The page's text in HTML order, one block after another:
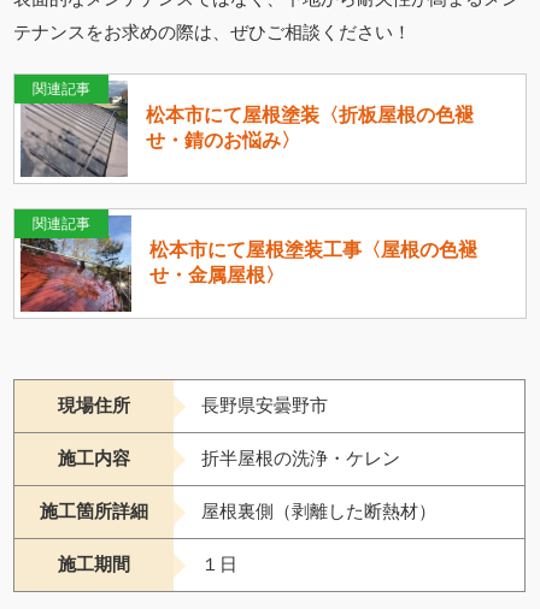
テナンスをお求めの際は、ぜひご相談ください！
関連記事
松本市にて屋根塗装〈折板屋根の色褪
せ・錆のお悩み〉
関連記事
松本市にて屋根塗装工事〈屋根の色褪
せ・金属屋根〉
現場住所 長野県安曇野市
施工内容 折半屋根の洗浄・ケレン
施工箇所詳細 屋根裏側（剥離した断熱材）
施工期間 １日